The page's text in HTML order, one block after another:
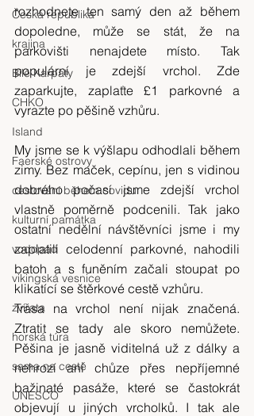
Česká republika
krajina
Bílé Karpaty
CHKO
Island
Faerské ostrovy
cestování během covidu
kulturní památka
vodopád
vikingská vesnice
zvířata
horská túra
sama na cestě
UNESCO
rozhodnete ten samý den až během
dopoledne, může se stát, že na
parkovišti nenajdete místo. Tak
populární je zdejší vrchol. Zde
zaparkujte, zaplaťte £1 parkovné a
vyrazte po pěšině vzhůru.
My jsme se k výšlapu odhodlali během
zimy. Bez maček, cepínu, jen s vidinou
dobrého počasí jsme zdejší vrchol
vlastně poměrně podcenili. Tak jako
ostatní nedělní návštěvníci jsme i my
zaplatili celodenní parkovné, nahodili
batoh a s funěním začali stoupat po
klikatící se štěrkové cestě vzhůru.
Trasa na vrchol není nijak značená.
Ztratit se tady ale skoro nemůžete.
Pěšina je jasně viditelná už z dálky a
nehrozí ani chůze přes nepříjemné
bažinaté pasáže, které se častokrát
objevují u jiných vrcholků. I tak ale